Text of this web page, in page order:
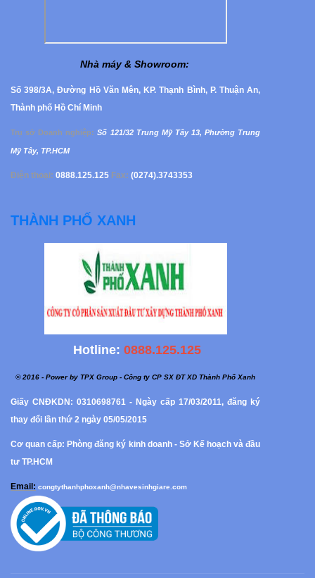
Nhà máy & Showroom:
Số 398/3A, Đường Hồ Văn Mên, KP. Thạnh Bình, P. Thuận An,
Thành phố Hồ Chí Minh
Trụ sở Doanh nghiệp:Số 121/32 Trung Mỹ Tây 13, Phường Trung
Mỹ Tây, TP.HCM
Điện thoại: 0888.125.125 Fax: (0274).3743353
THÀNH PHỐ XANH
Hotline: 0888.125.125
© 2016 - Power by TPX Group - Công ty CP SX ĐT XD Thành Phố Xanh
Giấy CNĐKDN: 0310698761 - Ngày cấp 17/03/2011, đăng ký
thay đổi lần thứ 2 ngày 05/05/2015
Cơ quan cấp: Phòng đăng ký kinh doanh - Sở Kế hoạch và đầu
tư TP.HCM
Email: congtythanhphoxanh@nhavesinhgiare.com